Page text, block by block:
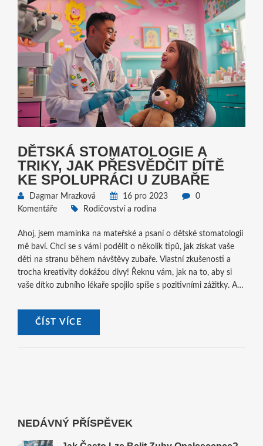
DĚTSKÁ STOMATOLOGIE A
TRIKY, JAK PŘESVĚDČIT DÍTĚ
KE SPOLUPRÁCI U ZUBAŘE
Dagmar Mrazková 16 pro 2023
0
Komentáře
Rodičovství a rodina
Ahoj, jsem maminka na mateřské a psaní o dětské stomatologii
mě baví. Chci se s vámi podělit o několik tipů, jak získat vaše
děti na stranu během návštěvy zubaře. Vlastní zkušenosti a
trocha kreativity dokážou divy! Řeknu vám, jak na to, aby si
vaše dítko zubního lékaře spojilo spíše s pozitivními zážitky. A
Pojďme společně rozlousknout tenhle oříšek a pomoci našim
dětem k zdravému úsměvu.
ČÍST VÍCE
NEDÁVNÝ PŘÍSPĚVEK